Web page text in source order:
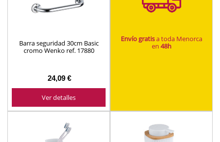
Barra seguridad 30cm Basic
cromo Wenko ref. 17880
24,09 €
Ver detalles
Envío gratisa toda Menorca
en 48h